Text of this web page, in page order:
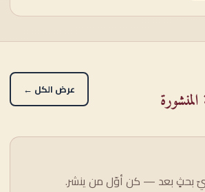
عرض الكل ←
بحثٍ بعد — كن أوّل من ينشر.